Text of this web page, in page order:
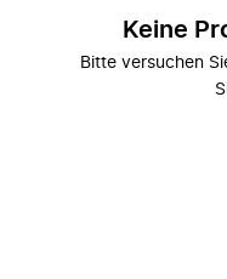
Keine
Bitte versuchen